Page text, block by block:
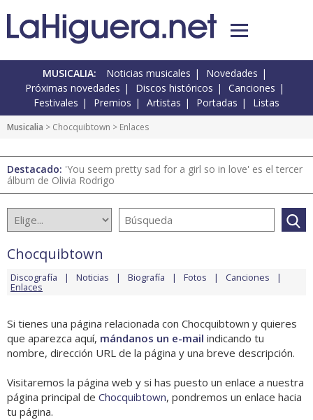
MUSICALIA: Noticias musicales
Novedades
Próximas novedades
Discos históricos
Canciones
Festivales
Premios Artistas Portadas Listas
Musicalia > Chocquibtown > Enlaces
Destacado: 'You seem pretty sad for a girl so in love' es el tercer
álbum de Olivia Rodrigo
Chocquibtown
Discografía Noticias Biografía Fotos Canciones
Enlaces
Si tienes una página relacionada con Chocquibtown y quieres
que aparezca aquí, mándanos un e-mail indicando tu
nombre, dirección URL de la página y una breve descripción.
Visitaremos la página web y si has puesto un enlace a nuestra
página principal de Chocquibtown, pondremos un enlace hacia
tu página.